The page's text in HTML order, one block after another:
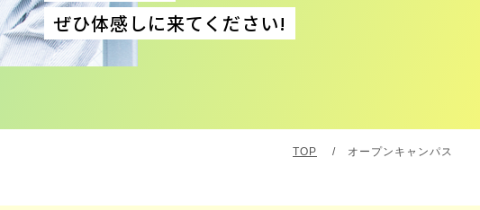
ぜひ体感しに来てください!
TOP / オープンキャンパス